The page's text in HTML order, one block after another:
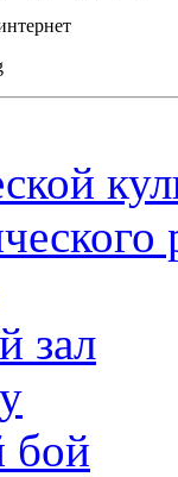
зал
бой